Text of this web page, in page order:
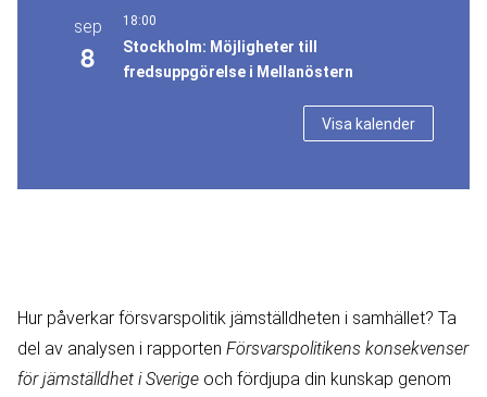
sep
8
18:00
Stockholm: Möjligheter till
fredsuppgörelse i Mellanöstern
Visa kalender
Hur påverkar försvarspolitik jämställdheten i samhället? Ta
del av analysen i rapportenFörsvarspolitikens konsekvenser
för jämställdhet i Sverige och fördjupa din kunskap genom